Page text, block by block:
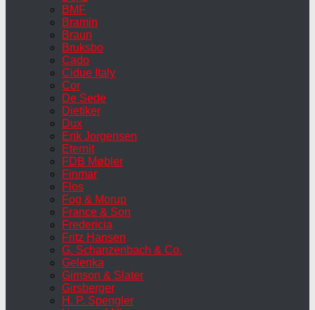
BMF
Bramin
Braun
Bruksbo
Cado
Cidue Italy
Cor
De Sede
Dietiker
Dux
Erik Jorgensen
Eternit
FDB Møbler
Finmar
Flos
Fog & Morup
France & Son
Fredericia
Fritz Hansen
G. Schanzenbach & Co.
Gelenka
Gimson & Slater
Girsberger
H. P. Spengler